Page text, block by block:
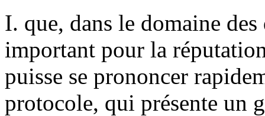
I. que, dans le domaine
important pour la
puisse se prononcer
protocole, qui présente un